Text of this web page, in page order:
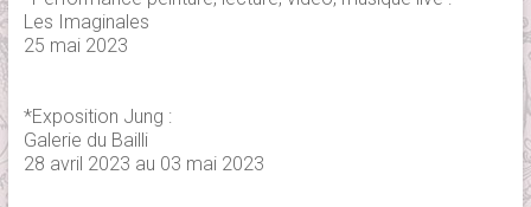
Les Imaginales
25 mai 2023
*Exposition Jung :
Galerie du Bailli
28 avril 2023 au 03 mai 2023